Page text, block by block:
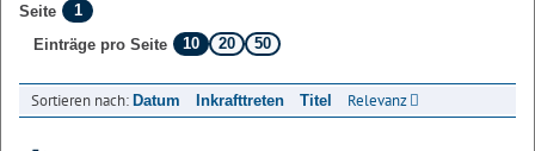
Seite
1
Einträge pro Seite
10 20 50
Sortieren nach: Datum Inkrafttreten Titel Relevanz